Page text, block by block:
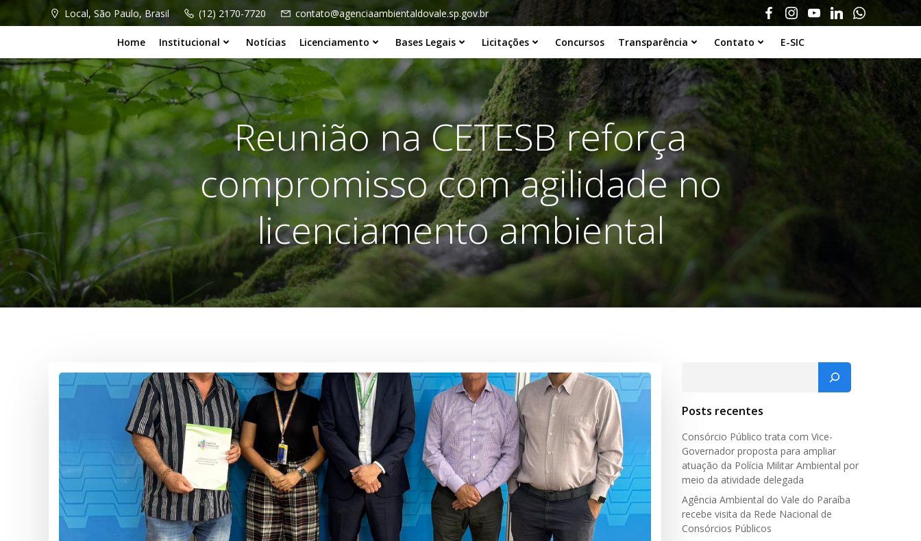
Pular
para
conteúdo
Local, São Paulo, Brasil (12) 2170-7720 contato@agenciaambientaldovale.sp.gov.br
Home Institucional Notícias Licenciamento Bases Legais Licitações Concursos Transparência Contato E-SIC
Reunião na CETESB reforça
compromisso com agilidade no
licenciamento ambiental
Posts recentes
Consórcio Público trata com Vice-
Governador proposta para ampliar
atuação da Polícia Militar Ambiental por
meio da atividade delegada
Agência Ambiental do Vale do Paraíba
recebe visita da Rede Nacional de
Consórcios Públicos